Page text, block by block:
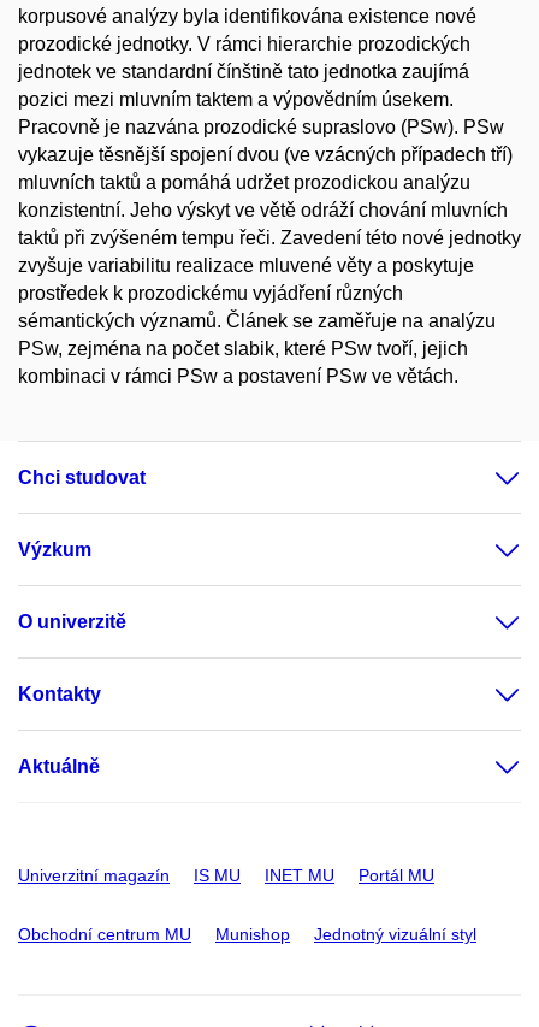
korpusové analýzy byla identifikována existence nové
prozodické jednotky. V rámci hierarchie prozodických
jednotek ve standardní čínštině tato jednotka zaujímá
pozici mezi mluvním taktem a výpovědním úsekem.
Pracovně je nazvána prozodické supraslovo (PSw). PSw
vykazuje těsnější spojení dvou (ve vzácných případech tří)
mluvních taktů a pomáhá udržet prozodickou analýzu
konzistentní. Jeho výskyt ve větě odráží chování mluvních
taktů při zvýšeném tempu řeči. Zavedení této nové jednotky
zvyšuje variabilitu realizace mluvené věty a poskytuje
prostředek k prozodickému vyjádření různých
sémantických významů. Článek se zaměřuje na analýzu
PSw, zejména na počet slabik, které PSw tvoří, jejich
kombinaci v rámci PSw a postavení PSw ve větách.
Chci studovat
Výzkum
O univerzitě
Kontakty
Aktuálně
Univerzitní magazín IS MU INET MU Portál MU
Obchodní centrum MU Munishop Jednotný vizuální styl